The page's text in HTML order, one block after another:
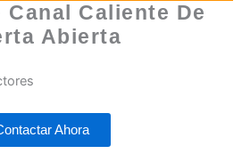
Canal Caliente De
Abierta
Ahora